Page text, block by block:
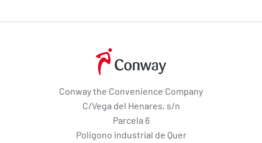
Conway the Convenience Company
C/Vega del Henares, s/n
Parcela 6
Polígono industrial de Quer